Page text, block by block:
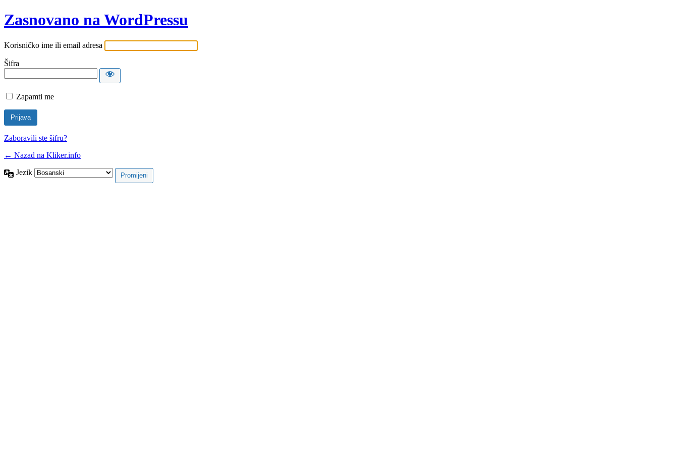
Zasnovano na WordPressu
Korisničko ime ili email adresa
Šifra
Zapamti me
Zaboravili ste šifru?
← Nazad na Kliker.info
Jezik